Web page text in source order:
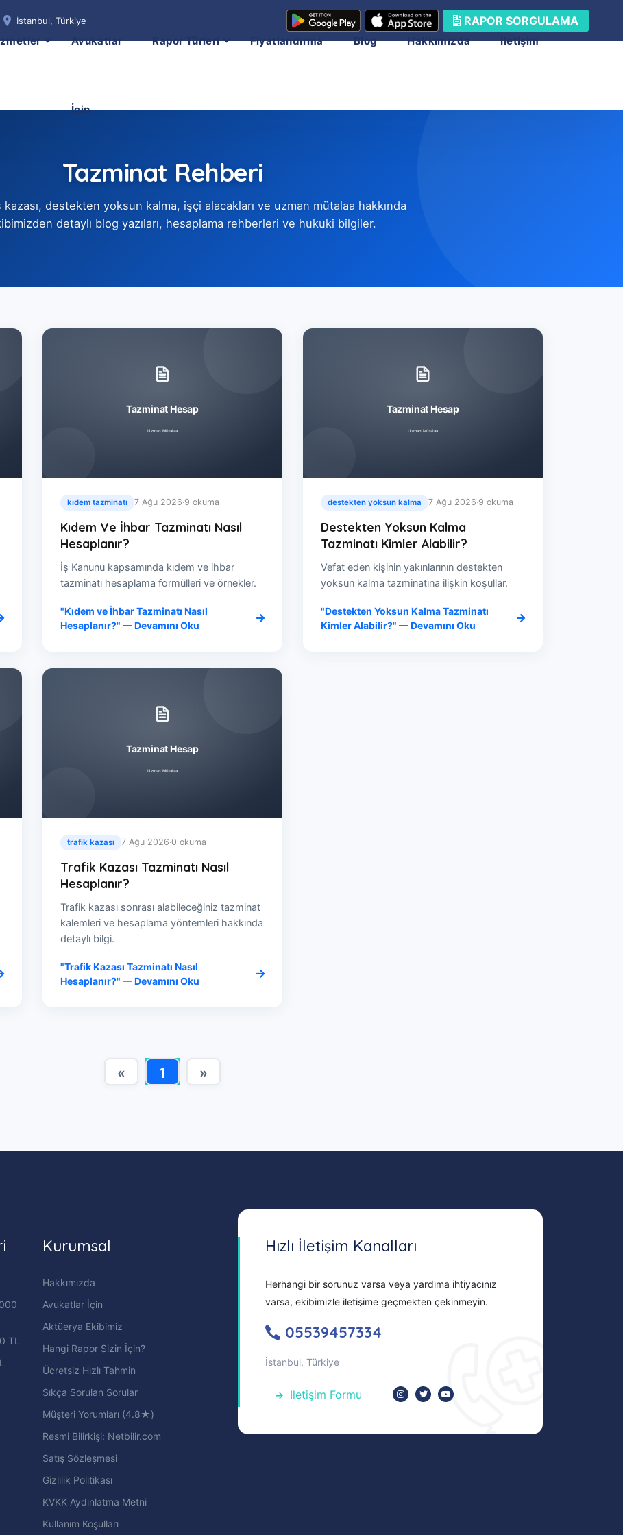
İstanbul, Türkiye RAPOR SORGULAMA
Avukatlar
İçin
Rapor Türleri Fiyatlandırma Blog Hakkımızda İletişim
Tazminat Rehberi
kazası, destekten yoksun kalma, işçi alacakları ve uzman mütalaa hakkında
detaylı blog yazıları, hesaplama rehberleri ve hukuki bilgiler.
kıdem tazminatı 7 Ağu 2026·9 okuma
Kıdem Ve İhbar Tazminatı Nasıl
Hesaplanır?
İş Kanunu kapsamında kıdem ve ihbar
tazminatı hesaplama formülleri ve örnekler.
"Kıdem ve İhbar Tazminatı Nasıl
Hesaplanır?" — Devamını Oku
destekten yoksun kalma 7 Ağu 2026·9 okuma
Destekten Yoksun Kalma
Tazminatı Kimler Alabilir?
Vefat eden kişinin yakınlarının destekten
yoksun kalma tazminatına ilişkin koşullar.
"Destekten Yoksun Kalma Tazminatı
Kimler Alabilir?" — Devamını Oku
trafik kazası 7 Ağu 2026·0 okuma
Trafik Kazası Tazminatı Nasıl
Hesaplanır?
Trafik kazası sonrası alabileceğiniz tazminat
kalemleri ve hesaplama yöntemleri hakkında
detaylı bilgi.
"Trafik Kazası Tazminatı Nasıl
Hesaplanır?" — Devamını Oku
« 1 »
TL
Kurumsal
Hakkımızda
Avukatlar İçin
Aktüerya Ekibimiz
Hangi Rapor Sizin İçin?
Ücretsiz Hızlı Tahmin
Sıkça Sorulan Sorular
Müşteri Yorumları (4.8★)
Resmi Bilirkişi: Netbilir.com
Satış Sözleşmesi
Gizlilik Politikası
KVKK Aydınlatma Metni
Kullanım Koşulları
Hızlı İletişim Kanalları
Herhangi bir sorunuz varsa veya yardıma ihtiyacınız
varsa, ekibimizle iletişime geçmekten çekinmeyin.
05539457334
İstanbul, Türkiye
Iletişim Formu